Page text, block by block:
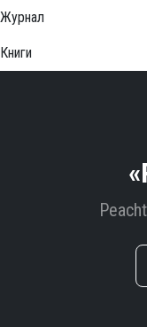
Журнал
Книги